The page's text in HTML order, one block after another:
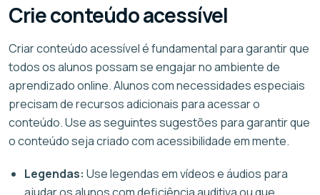
Crie conteúdo acessível
Criar conteúdo acessível é fundamental para garantir que
todos os alunos possam se engajar no ambiente de
aprendizado online. Alunos com necessidades especiais
precisam de recursos adicionais para acessar o
conteúdo. Use as seguintes sugestões para garantir que
o conteúdo seja criado com acessibilidade em mente.
Legendas: Use legendas em vídeos e áudios para
ajudar os alunos com deficiência auditiva ou que